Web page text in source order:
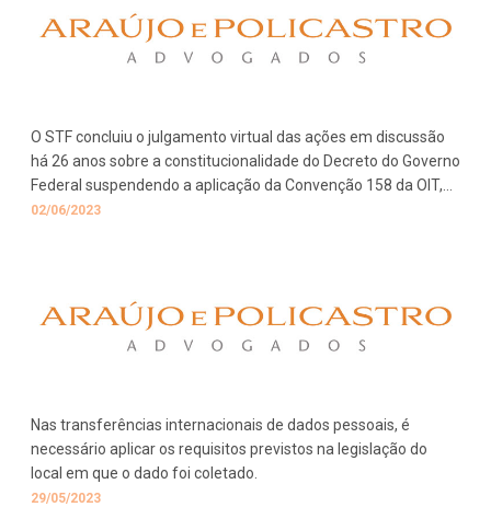
O STF concluiu o julgamento virtual das ações em discussão
há 26 anos sobre a constitucionalidade do Decreto do Governo
Federal suspendendo a aplicação da Convenção 158 da OIT,
que veda a dispensa de empregados sem justa causa.
02/06/2023
Nas transferências internacionais de dados pessoais, é
necessário aplicar os requisitos previstos na legislação do
local em que o dado foi coletado.
29/05/2023